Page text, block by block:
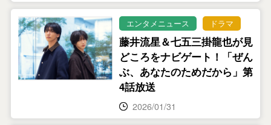
エンタメニュース ドラマ
藤井流星＆七五三掛龍也が見
どころをナビゲート！「ぜん
ぶ、あなたのためだから」第
4話放送
2026/01/31